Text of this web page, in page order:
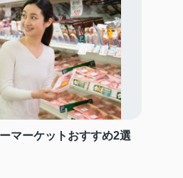
マーケットおすすめ2選